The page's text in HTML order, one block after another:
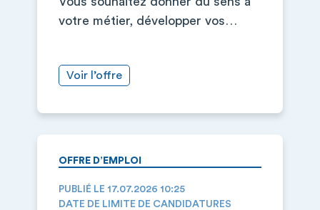
votre métier, développer vos…
Voir l’offre
OFFRE D’EMPLOI
PUBLIÉ LE 17.07.2026 10:25
DATE DE LIMITE DE CANDIDATURES